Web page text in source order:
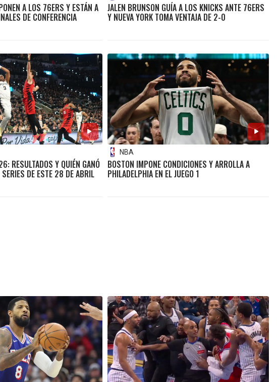
A LOS 76ERS Y ESTÁN A
DE CONFERENCIA
JALEN BRUNSON GUÍA A LOS KNICKS ANTE 76ERS
Y NUEVA YORK TOMA VENTAJA DE 2-0
RESULTADOS Y QUIÉN GANÓ
DE ESTE 28 DE ABRIL
NBA
BOSTON IMPONE CONDICIONES Y ARROLLA A
PHILADELPHIA EN EL JUEGO 1